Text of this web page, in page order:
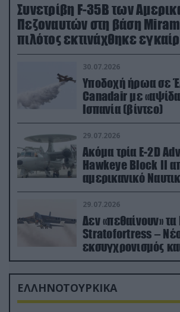
Συνετρίβη F-35B των
Πεζοναυτών στη βάση
πιλότος εκτινάχθηκε
30.07.2026
Υποδοχή ήρωα σε
Canadair με
Ισπανία (βίντεο)
29.07.2026
Ακόμα τρία E-2D
Hawkeye Block II
αμερικανικό
δισ.δολάρια το
29.07.2026
Δεν «πεθαίνουν»
Stratofortress –
εκσυγχρονισμός
από τα
ΕΛΛΗΝΟΤΟΥΡΚΙΚΑ